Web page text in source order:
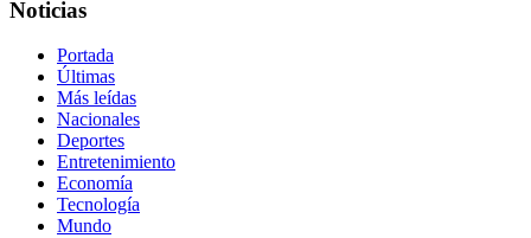
Noticias
Portada
Últimas
Más leídas
Nacionales
Deportes
Entretenimiento
Economía
Tecnología
Mundo